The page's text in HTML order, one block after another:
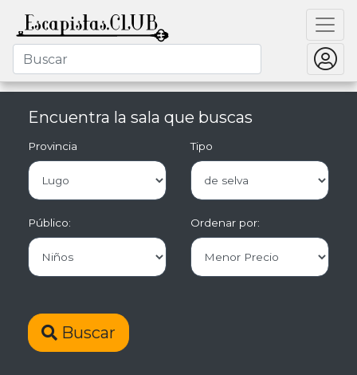
Encuentra la sala que buscas
Provincia Tipo
Público: Ordenar por:
Buscar